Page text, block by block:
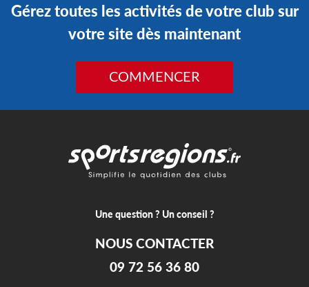
Gérez toutes les activités de votre club sur
votre site dès maintenant
COMMENCER
Une question ? Un conseil ?
NOUS CONTACTER
09 72 56 36 80